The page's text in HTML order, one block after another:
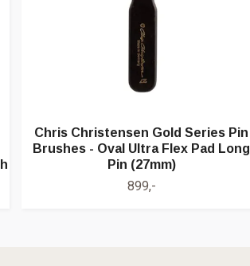
Chris Christensen Gold Series Pin
Brushes - Oval Ultra Flex Pad Long
Pin (27mm)
899,-